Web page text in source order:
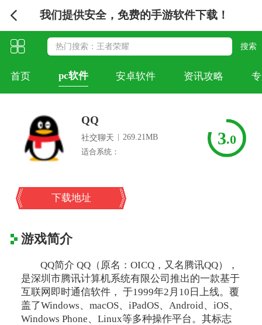
我们提供安全，免费的手游软件下载！
首页 pc软件 安卓软件 资讯攻略
QQ
社交聊天 | 269.21MB
适合系统：
3.0
下载地址
游戏简介
QQ简介 QQ（原名：OICQ，又名腾讯QQ），
是深圳市腾讯计算机系统有限公司推出的一款基于
互联网即时通信软件， 于1999年2月10日上线。覆
盖了Windows、macOS、iPadOS、Android、iOS、
Windows Phone、Linux等多种操作平台。其标志